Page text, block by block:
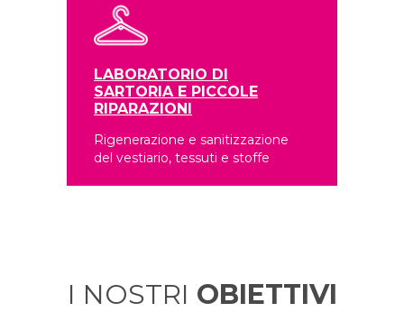
LABORATORIO DI
SARTORIA E PICCOLE
RIPARAZIONI
Rigenerazione e sanitizzazione
del vestiario, tessuti e stoffe
I NOSTRI OBIETTIVI